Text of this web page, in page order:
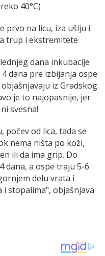
40°C)
prvo na licu, iza ušiju i
trup i ekstremitete
dana inkubacije
dana pre izbijanja ospe
iz Gradskog
je to najopasnije, jer
svesna!
počev od lica, tada se
nema ništa po koži,
ili da ima grip. Do
dana, a ospe traju 5-6
delu vrata i
i stopalima", objašnjava